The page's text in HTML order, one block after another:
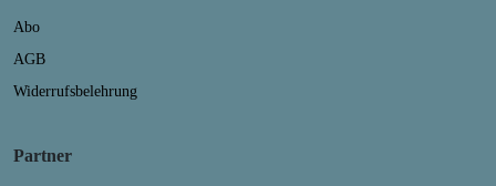
Abo
AGB
Widerrufsbelehrung
Partner